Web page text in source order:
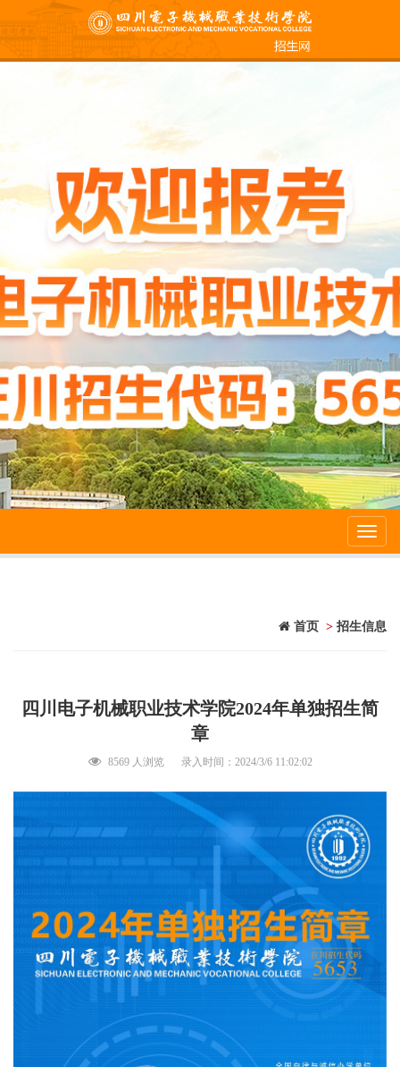
首页 > 招生信息
四川电子机械职业技术学院2024年单独招生简
章
8569 人浏览 录入时间：2024/3/6 11:02:02